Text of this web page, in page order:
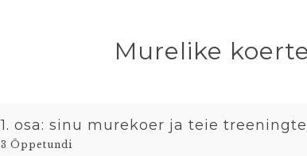
Murelike
1. osa: sinu murekoer ja teie
3 Õppetundi